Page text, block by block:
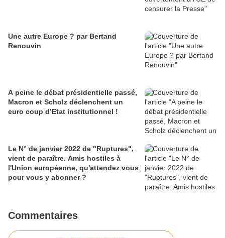
Une autre Europe ? par Bertand
Renouvin
A peine le débat présidentielle passé,
Macron et Scholz déclenchent un
euro coup d’Etat institutionnel !
Le N° de janvier 2022 de "Ruptures",
vient de paraître. Amis hostiles à
l'Union européenne, qu'attendez vous
pour vous y abonner ?
Commentaires